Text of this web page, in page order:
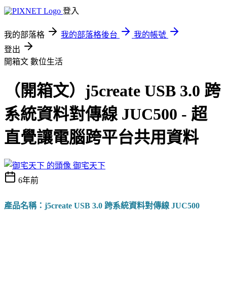
登入
我的部落格 我的部落格後台
我的帳號
登出
開箱文 數位生活
（開箱文）j5create USB 3.0 跨
系統資料對傳線 JUC500 - 超
直覺讓電腦跨平台共用資料
御宅天下
6年前
產品名稱：j5create USB 3.0 跨系統資料對傳線 JUC500